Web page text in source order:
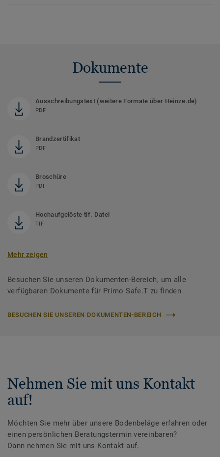
Dokumente
Ausschreibungstext (weitere Formate über Heinze.de)
PDF
Brandzertifikat
PDF
Broschüre
PDF
Hochaufgelöste tif. Datei
TIF
Mehr zeigen
Besuchen Sie unseren Dokumenten-Bereich, um alle
verfügbaren Dokumente für Primo Safe.T zu finden
BESUCHEN SIE UNSEREN DOKUMENTEN-BEREICH
Nehmen Sie mit uns Kontakt
auf!
Möchten Sie mehr über unsere Bodenbeläge erfahren oder
einen persönlichen Beratungstermin vereinbaren?
Dann nehmen Sie mit uns Kontakt auf.